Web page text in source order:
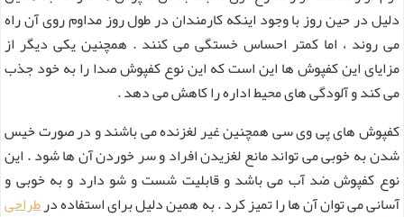
دلیل در حین روز با وجود اینکه کارمندان در طول روز مداوم روی آن راه
می روند ، اما کمتر احساس خستگی می کنند . همچنین یکی دیگر از
مزایای این کفپوش ها این است که این نوع کفپوش صدا را به خود جذب
می کند و آلودگی های محیط اداره را کاهش می دهد .
کفپوش های پی وی سی همچنین غیر لغزنده می باشند و در صورت خیس
شدن به خوبی می تواند مانع لغزیدن افراد و سر خوردن آن ها شود . این
نوع کفپوش ضد آب می باشد و قابلیت شست و شو دارد و به خوبی و
آسانی می توان آن ها را تمیز کرد . به همین دلیل برای استفاده درطراحی